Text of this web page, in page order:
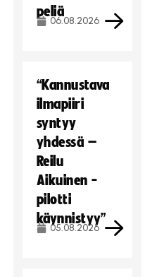
peliä
06.08.2026
“Kannustava
ilmapiiri
syntyy
yhdessä –
Reilu
Aikuinen -
pilotti
käynnistyy”
05.08.2026